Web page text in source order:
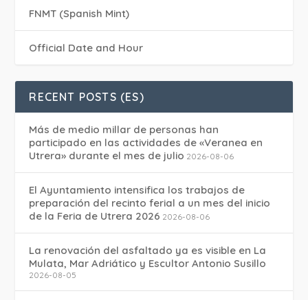
FNMT (Spanish Mint)
Official Date and Hour
RECENT POSTS (ES)
Más de medio millar de personas han
participado en las actividades de «Veranea en
Utrera» durante el mes de julio 2026-08-06
El Ayuntamiento intensifica los trabajos de
preparación del recinto ferial a un mes del inicio
de la Feria de Utrera 2026 2026-08-06
La renovación del asfaltado ya es visible en La
Mulata, Mar Adriático y Escultor Antonio Susillo
2026-08-05